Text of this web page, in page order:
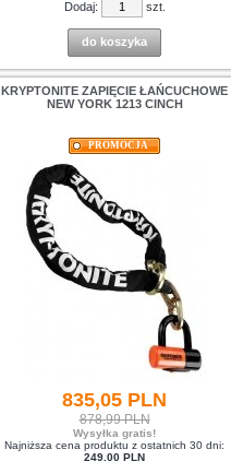
Dodaj: szt.
do koszyka
KRYPTONITE ZAPIĘCIE ŁAŃCUCHOWE
NEW YORK 1213 CINCH
PROMOCJA
835,05 PLN
878,99 PLN
Wysyłka gratis!
Najniższa cena produktu z ostatnich 30 dni:
249.00 PLN